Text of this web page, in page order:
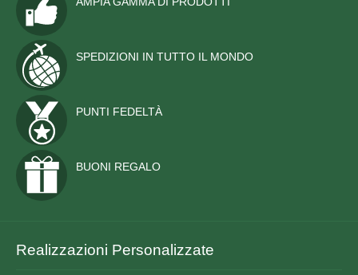
ACCESSORI
EMBLEMI ED ALTRO
MANIFESTAZIONI
MONUMENTI
ORDINI EQUESTRI
TOGHE ED ACCESSORI
SPEDIZIONI IN TUTTO IL MONDO
PUNTI FEDELTÀ
BUONI REGALO
Realizzazioni Personalizzate